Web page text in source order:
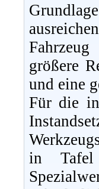
größere
und eine
Für die in
in Tafel